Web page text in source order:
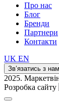
Про нас
Блог
Бренди
Партнери
Контакти
UK EN
Зв’язатись з
2025.
Розробка сайту